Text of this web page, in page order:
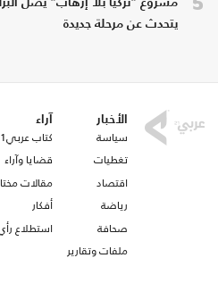
مشروع "تركيا بلا إرهاب" يصل
يتحدث عن مرحلة جديدة
الأخبار
سياسة
تغطيات
اقتصاد
رياضة
صحافة
ملفات وتقارير
آراء
كتاب عربي21
قضايا وآراء
مقالات
أفكار
استطلاع